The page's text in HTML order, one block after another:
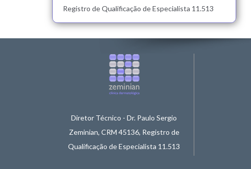
Registro de Qualificação de Especialista 11.513
Diretor Técnico - Dr. Paulo Sergio
Zeminian, CRM 45136, Registro de
Qualificação de Especialista 11.513